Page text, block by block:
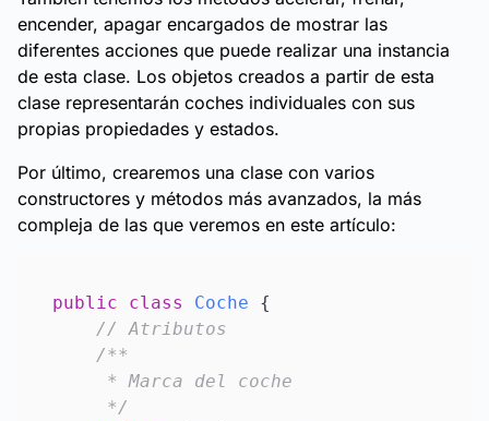
encender, apagar encargados de mostrar las
diferentes acciones que puede realizar una instancia
de esta clase. Los objetos creados a partir de esta
clase representarán coches individuales con sus
propias propiedades y estados.
Por último, crearemos una clase con varios
constructores y métodos más avanzados, la más
compleja de las que veremos en este artículo:
public class Coche {
// Atributos
/**
     * Marca del coche
     */